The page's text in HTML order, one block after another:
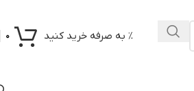
% به صرفه خرید کنید 0